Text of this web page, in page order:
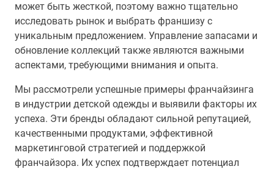
может быть жесткой, поэтому важно тщательно
исследовать рынок и выбрать франшизу с
уникальным предложением. Управление запасами и
обновление коллекций также являются важными
аспектами, требующими внимания и опыта.
Мы рассмотрели успешные примеры франчайзинга
в индустрии детской одежды и выявили факторы их
успеха. Эти бренды обладают сильной репутацией,
качественными продуктами, эффективной
маркетинговой стратегией и поддержкой
франчайзора. Их успех подтверждает потенциал